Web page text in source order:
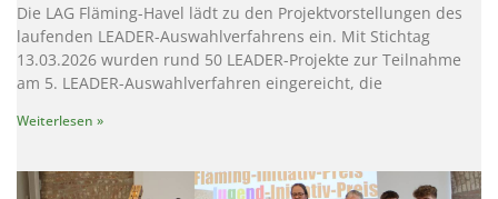
Die LAG Fläming-Havel lädt zu den Projektvorstellungen des
laufenden LEADER-Auswahlverfahrens ein. Mit Stichtag
13.03.2026 wurden rund 50 LEADER-Projekte zur Teilnahme
am 5. LEADER-Auswahlverfahren eingereicht, die
Weiterlesen »